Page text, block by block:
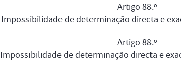
Artigo 88.º
Impossibilidade de determinação directa e
Artigo 88.º
Impossibilidade de determinação directa e